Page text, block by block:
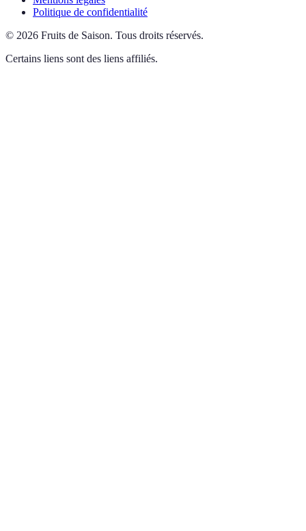
Politique de confidentialité
© 2026 Fruits de Saison. Tous droits réservés.
Certains liens sont des liens affiliés.